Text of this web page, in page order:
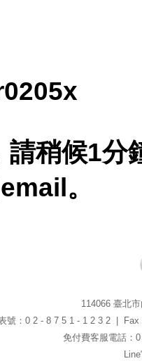
請稍候1分
。
114066 臺北
號：0 2 - 8 7 5 1 - 1 2 3 2 |
免付費客服電話：